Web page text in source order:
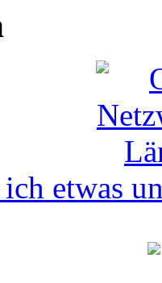
etwas